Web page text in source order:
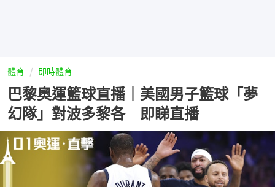
體育 即時體育
巴黎奧運籃球直播｜美國男子籃球「夢
幻隊」對波多黎各 即睇直播